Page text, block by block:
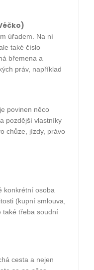
úřadem. Na ní
také číslo
břemena a
práv, například
povinen něco
pozdější vlastníky
chůze, jízdy, právo
konkrétní osoba
(kupní smlouva,
také třeba soudní
cesta a nejen